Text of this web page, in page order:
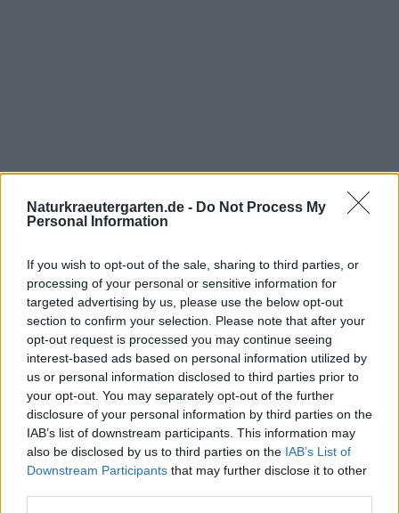
Naturkraeutergarten.de - Do Not Process My
Personal Information
If you wish to opt-out of the sale, sharing to third parties, or
processing of your personal or sensitive information for
targeted advertising by us, please use the below opt-out
section to confirm your selection. Please note that after your
opt-out request is processed you may continue seeing
interest-based ads based on personal information utilized by
us or personal information disclosed to third parties prior to
your opt-out. You may separately opt-out of the further
disclosure of your personal information by third parties on the
IAB’s list of downstream participants. This information may
also be disclosed by us to third parties on the IAB’s List of
Downstream Participants that may further disclose it to other